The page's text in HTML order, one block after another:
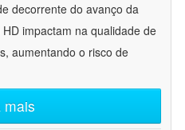
decorrente do avanço da
impactam na qualidade de
aumentando o risco de
mais